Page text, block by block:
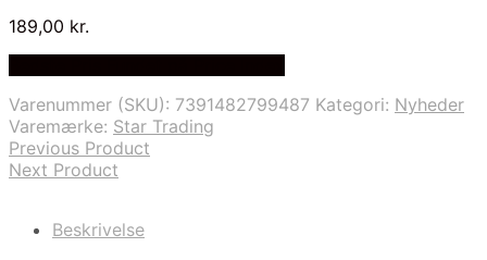
189,00 kr.
Varenummer (SKU): 7391482799487 Kategori: Nyheder
Varemærke: Star Trading
Previous Product
Next Product
Beskrivelse